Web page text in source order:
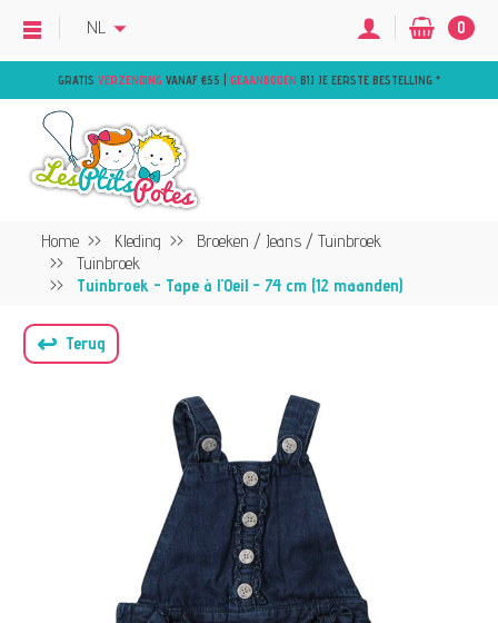
GRATIS VERZENDING VANAF €55 | GEAANBODEN BIJ JE EERSTE BESTELLING *
NL 0
Home Kleding
Broeken / Jeans / Tuinbroek
Tuinbroek
Tuinbroek - Tape à l'Oeil - 74 cm (12 maanden)
↩ Terug